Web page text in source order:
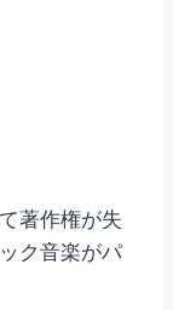
著作権が失
ク音楽がパ